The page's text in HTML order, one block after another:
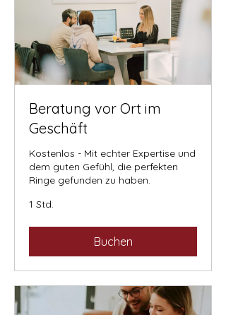
Beratung vor Ort im
Geschäft
Kostenlos - Mit echter Expertise und
dem guten Gefühl, die perfekten
Ringe gefunden zu haben.
1 Std.
Buchen